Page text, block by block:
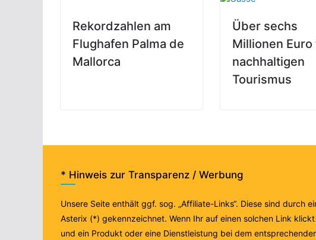
Rekordzahlen am
Flughafen Palma de
Mallorca
Über sechs
Millionen Euro
nachhaltigen
Tourismus
* Hinweis zur Transparenz / Werbung
Unsere Seite enthält ggf. sog. „Affiliate-Links“. Diese sind durch
Asterix (*) gekennzeichnet. Wenn Ihr auf einen solchen Link klickt
und ein Produkt oder eine Dienstleistung bei dem